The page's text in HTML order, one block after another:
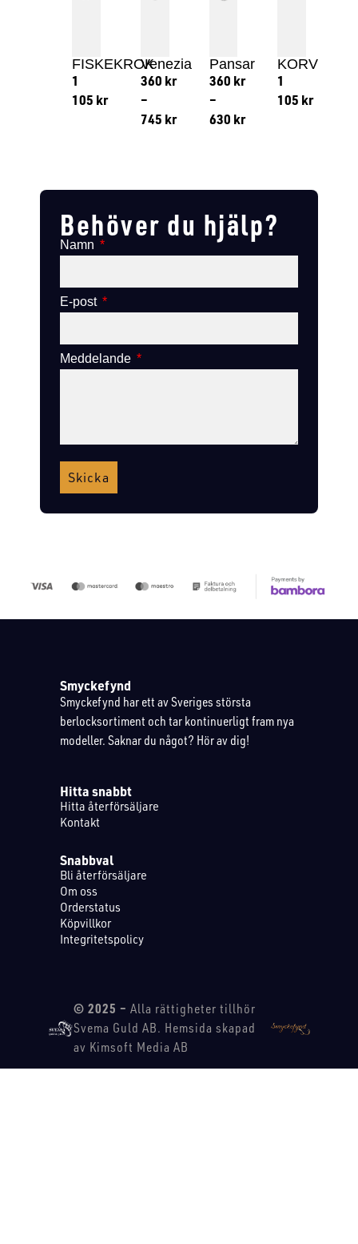
FISKEKROK
1
105 kr
Venezia
360 kr
–
745 kr
Pansar
360 kr
–
630 kr
KORV
1
105 kr
Behöver du hjälp?
Namn
E-post
Meddelande
Skicka
Smyckefynd
Smyckefynd har ett av Sveriges största
berlocksortiment och tar kontinuerligt fram nya
modeller. Saknar du något? Hör av dig!
Hitta snabbt
Hitta återförsäljare
Kontakt
Snabbval
Bli återförsäljare
Om oss
Orderstatus
Köpvillkor
Integritetspolicy
© 2025 – Alla rättigheter tillhör
Svema Guld AB. Hemsida skapad
av Kimsoft Media AB